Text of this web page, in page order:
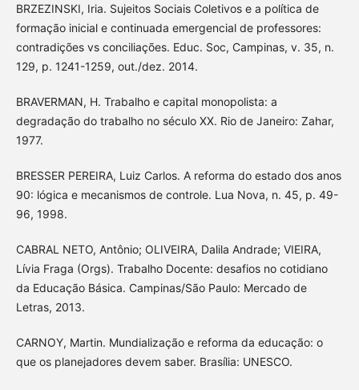
BRZEZINSKI, Iria. Sujeitos Sociais Coletivos e a política de
formação inicial e continuada emergencial de professores:
contradições vs conciliações. Educ. Soc, Campinas, v. 35, n.
129, p. 1241-1259, out./dez. 2014.
BRAVERMAN, H. Trabalho e capital monopolista: a
degradação do trabalho no século XX. Rio de Janeiro: Zahar,
1977.
BRESSER PEREIRA, Luiz Carlos. A reforma do estado dos anos
90: lógica e mecanismos de controle. Lua Nova, n. 45, p. 49-
96, 1998.
CABRAL NETO, Antônio; OLIVEIRA, Dalila Andrade; VIEIRA,
Lívia Fraga (Orgs). Trabalho Docente: desafios no cotidiano
da Educação Básica. Campinas/São Paulo: Mercado de
Letras, 2013.
CARNOY, Martin. Mundialização e reforma da educação: o
que os planejadores devem saber. Brasília: UNESCO.